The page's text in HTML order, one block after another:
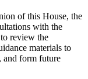
of this House, the
with the
review the
materials to
and form future